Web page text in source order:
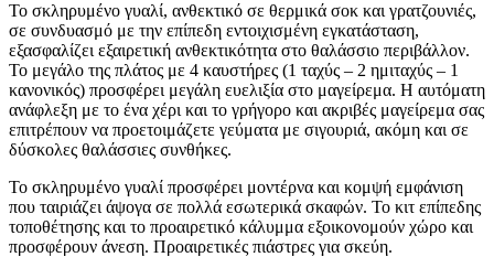
Το σκληρυμένο γυαλί, ανθεκτικό σε θερμικά σοκ και γρατζουνιές,
σε συνδυασμό με την επίπεδη εντοιχισμένη εγκατάσταση,
εξασφαλίζει εξαιρετική ανθεκτικότητα στο θαλάσσιο περιβάλλον.
Το μεγάλο της πλάτος με 4 καυστήρες (1 ταχύς – 2 ημιταχύς – 1
κανονικός) προσφέρει μεγάλη ευελιξία στο μαγείρεμα. Η αυτόματη
ανάφλεξη με το ένα χέρι και το γρήγορο και ακριβές μαγείρεμα σας
επιτρέπουν να προετοιμάζετε γεύματα με σιγουριά, ακόμη και σε
δύσκολες θαλάσσιες συνθήκες.
Το σκληρυμένο γυαλί προσφέρει μοντέρνα και κομψή εμφάνιση
που ταιριάζει άψογα σε πολλά εσωτερικά σκαφών. Το κιτ επίπεδης
τοποθέτησης και το προαιρετικό κάλυμμα εξοικονομούν χώρο και
προσφέρουν άνεση. Προαιρετικές πιάστρες για σκεύη.